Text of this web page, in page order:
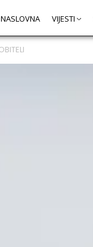
NASLOVNA VIJESTI